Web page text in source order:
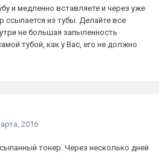
и медленно вставляете и через уже
из тубы. Делайте все
не большая запыленность
тубой, как у Вас, его не должно
2016
тонер. Через несколько дней